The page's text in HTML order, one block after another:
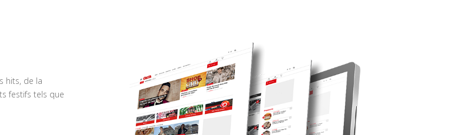
hits, de la
festifs tels que